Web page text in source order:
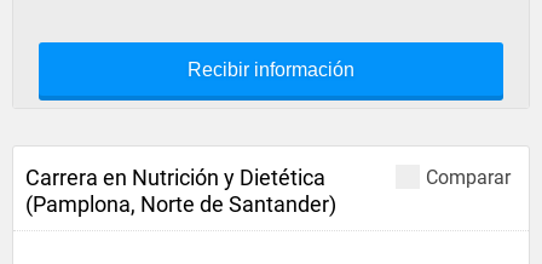
Recibir información
Comparar
Carrera en Nutrición y Dietética
(Pamplona, Norte de Santander)